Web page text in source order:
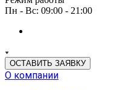
Пн - Вс: 09:00 - 21:00
ОСТАВИТЬ ЗАЯВКУ
О компании